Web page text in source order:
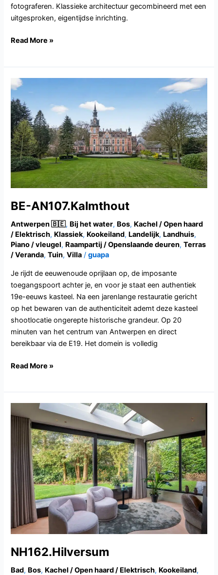
fotograferen. Klassieke architectuur gecombineerd met een
uitgesproken, eigentijdse inrichting.
Read More »
BE-AN107.Kalmthout
Antwerpen 🇧🇪, Bij het water, Bos, Kachel / Open haard
/ Elektrisch, Klassiek, Kookeiland, Landelijk, Landhuis,
Piano / vleugel, Raampartij / Openslaande deuren,Terras
/ Veranda,Tuin,Villa /guapa
Je rijdt de eeuwenoude oprijlaan op, de imposante
toegangspoort achter je, en voor je staat een authentiek
19e-eeuws kasteel. Na een jarenlange restauratie gericht
op het bewaren van de authenticiteit ademt deze kasteel
shootlocatie ongerepte historische grandeur. Op 20
minuten van het centrum van Antwerpen en direct
bereikbaar via de E19. Het domein is volledig
BE-
Read More »
NH162.Hilversum
Bad, Bos, Kachel / Open haard / Elektrisch, Kookeiland,
NH162.Hilversum